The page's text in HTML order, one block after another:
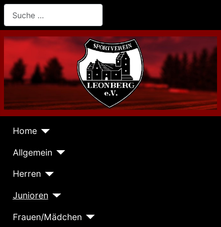
Home
Allgemein
Herren
Junioren
Frauen/Mädchen